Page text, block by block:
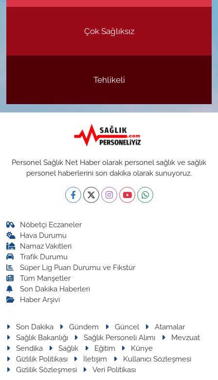
Çok Sağlıksız
Tehlikeli
Personel Sağlık Net Haber olarak personel sağlık ve sağlık
personel haberlerini son dakika olarak sunuyoruz.
Nöbetçi Eczaneler
Hava Durumu
Namaz Vakitleri
Trafik Durumu
Süper Lig Puan Durumu ve Fikstür
Tüm Manşetler
Son Dakika Haberleri
Haber Arşivi
Son Dakika Gündem Güncel
Atamalar
Sağlık Bakanlığı
Sağlık Personeli Alımı
Mevzuat
Sendika
Sağlık Eğitim
Künye
Gizlilik Politikası
İletişim
Kullanıcı Sözleşmesi
Gizlilik Sözleşmesi
Veri Politikası